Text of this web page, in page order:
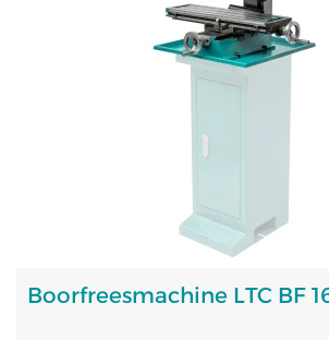
Boorfreesmachine LTC BF